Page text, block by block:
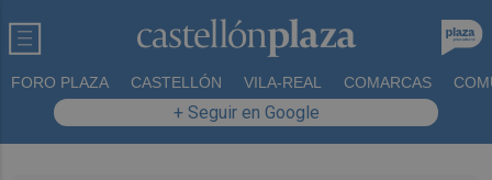
FORO PLAZA CASTELLÓN VILA-REAL COMARCAS
+ Seguir en Google